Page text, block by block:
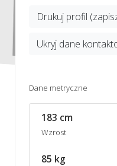
Drukuj profil
Ukryj dane
Dane metryczne
183 cm
Wzrost
85 kg